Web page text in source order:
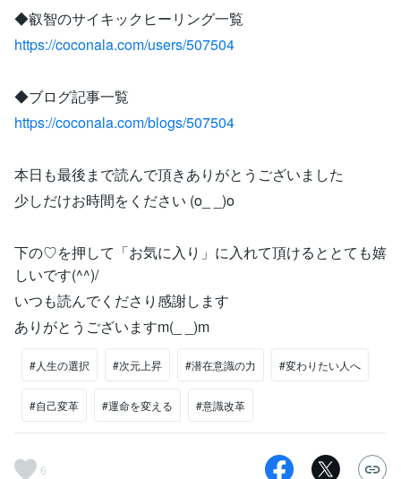
◆叡智のサイキックヒーリング一覧
https://coconala.com/users/507504
◆ブログ記事一覧
https://coconala.com/blogs/507504
本日も最後まで読んで頂きありがとうございました
少しだけお時間をください (o_ _)o
下の♡を押して「お気に入り」に入れて頂けるととても嬉
しいです(^^)/
いつも読んでくださり感謝します
ありがとうございますm(_ _)m
#人生の選択 #次元上昇 #潜在意識の力 #変わりたい人へ
#自己変革 #運命を変える #意識改革
6